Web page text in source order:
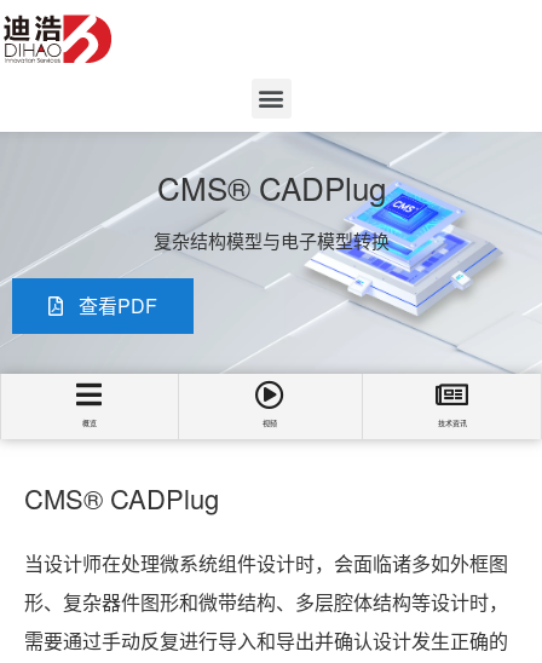
CMS® CADPlug
复杂结构模型与电子模型转换
查看PDF
概览 视频 技术资讯
CMS® CADPlug
当设计师在处理微系统组件设计时，会面临诸多如外框图
形、复杂器件图形和微带结构、多层腔体结构等设计时，
需要通过手动反复进行导入和导出并确认设计发生正确的